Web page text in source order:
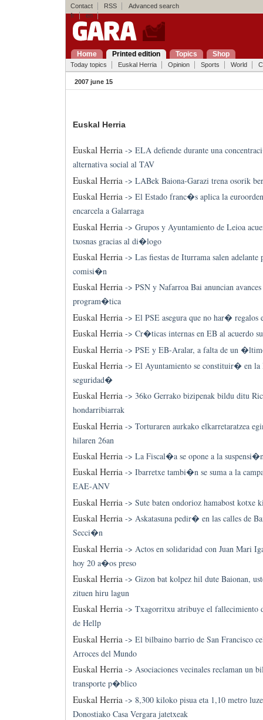
Contact RSS
Advanced search
fr
en
Home Printed edition Topics Shop
Today topics Euskal Herria Opinion Sports World
2007 june 15
Euskal Herria
Euskal Herria-> ELA defiende durante una
alternativa social al TAV
Euskal Herria -> LABek Baiona-Garazi trena osorik
Euskal Herria-> El Estado franc�s aplica la
encarcela a Galarraga
Euskal Herria -> Grupos y Ayuntamiento de Leioa
txosnas gracias al di�logo
Euskal Herria-> Las fiestas de Iturrama salen
comisi�n
Euskal Herria-> PSN y Nafarroa Bai anuncian
program�tica
Euskal Herria -> El PSE asegura que no har� regalos
Euskal Herria-> Cr�ticas internas en EB al acuerdo
Euskal Herria -> PSE y EB-Aralar, a falta de un
Euskal Herria-> El Ayuntamiento se constituir� en
seguridad�
Euskal Herria-> 36ko Gerrako bizipenak bildu ditu
hondarribiarrak
Euskal Herria -> Torturaren aurkako elkarretaratzea
hilaren 26an
Euskal Herria-> La Fiscal�a se opone a la
Euskal Herria-> Ibarretxe tambi�n se suma a la
EAE-ANV
Euskal Herria-> Sute baten ondorioz hamabost kotxe
Euskal Herria-> Askatasuna pedir� en las calles de
Secci�n
Euskal Herria -> Actos en solidaridad con Juan Mari
hoy 20 a�os preso
Euskal Herria-> Gizon bat kolpez hil dute Baionan,
zituen hiru lagun
Euskal Herria-> Txagorritxu atribuye el fallecimiento
de Hellp
Euskal Herria-> El bilbaino barrio de San Francisco
Arroces del Mundo
Euskal Herria-> Asociaciones vecinales reclaman un
transporte p�blico
Euskal Herria -> 8,300 kiloko pisua eta 1,10 metro
Donostiako Casa Vergara jatetxeak